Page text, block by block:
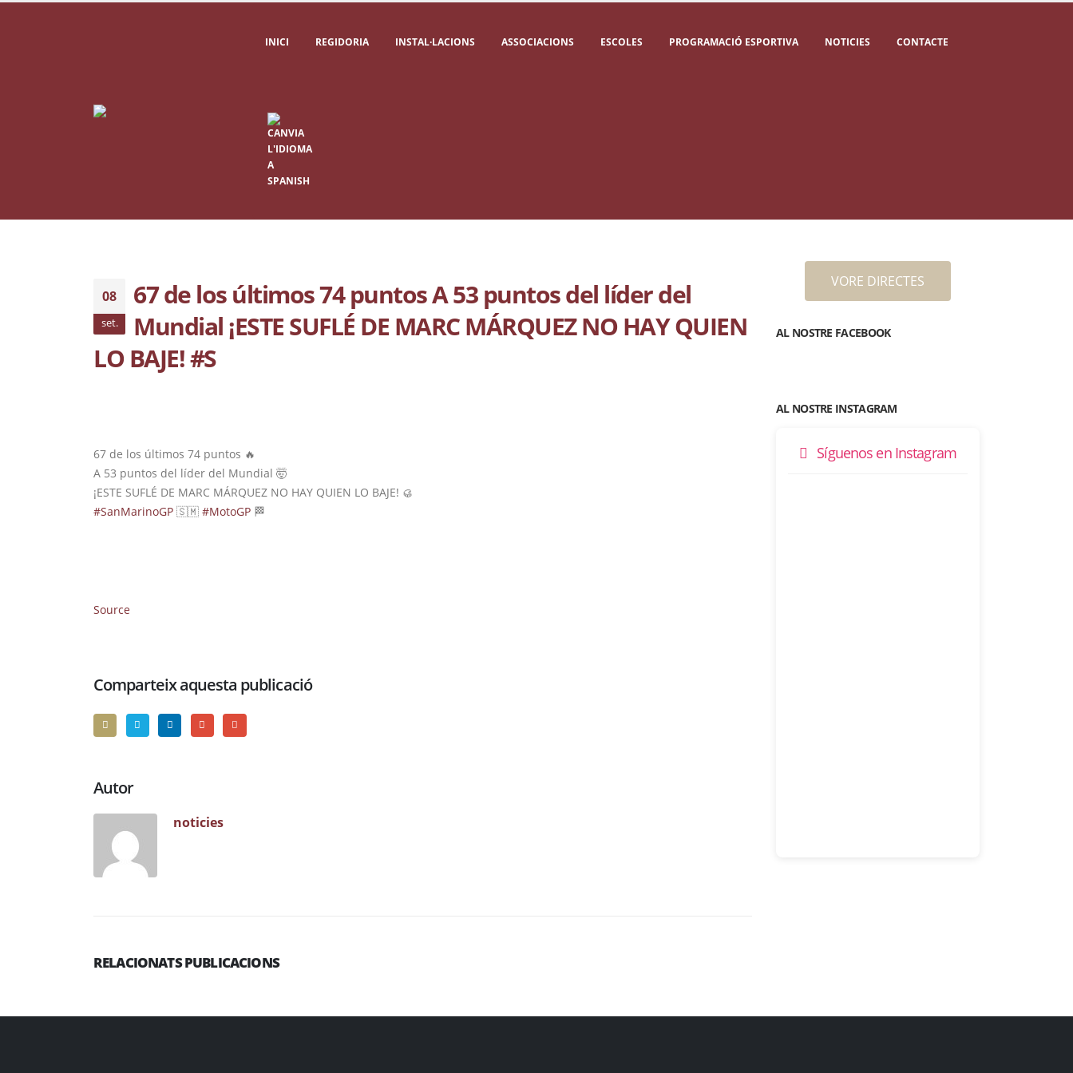
INICI REGIDORIA INSTAL·LACIONS ASSOCIACIONS ESCOLES PROGRAMACIÓ ESPORTIVA NOTICIES CONTACTE
08
set.
67 de los últimos 74 puntos A 53 puntos del líder del
Mundial ¡ESTE SUFLÉ DE MARC MÁRQUEZ NO HAY QUIEN
LO BAJE! #S
67 de los últimos 74 puntos 🔥
A 53 puntos del líder del Mundial 🤯
¡ESTE SUFLÉ DE MARC MÁRQUEZ NO HAY QUIEN LO BAJE! 🥮
#SanMarinoGP 🇸🇲 #MotoGP 🏁
Source
Comparteix aquesta publicació
Autor
noticies
RELACIONATS PUBLICACIONS
VORE DIRECTES
AL NOSTRE FACEBOOK
AL NOSTRE INSTAGRAM
Síguenos en Instagram